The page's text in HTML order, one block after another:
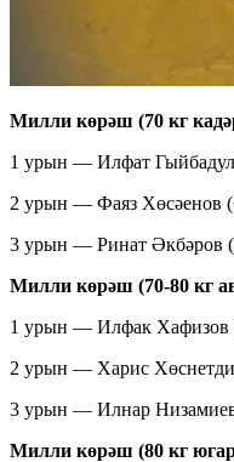
Милли көрәш (70 кг
1 урын — Илфат
2 урын — Фаяз Хөсәенов
3 урын — Ринат Әкбәров
Милли көрәш (70-80 кг
1 урын — Илфак Хафизов
2 урын — Харис
3 урын — Илнар
Милли көрәш (80 кг